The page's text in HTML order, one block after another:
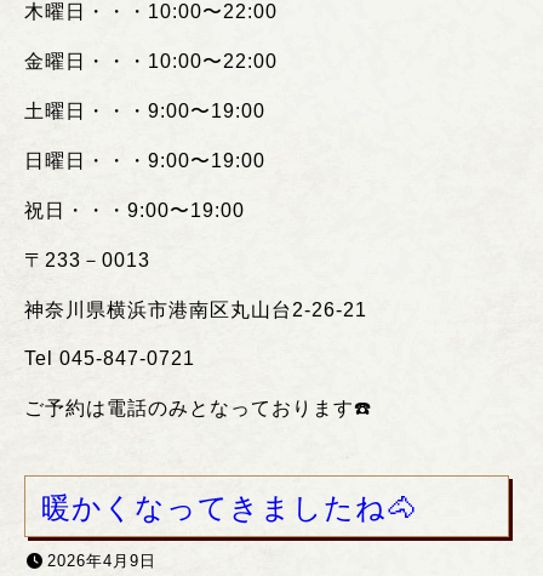
木曜日・・・ 10:00〜22:00
金曜日・・・ 10:00〜22:00
土曜日・・・ 9:00〜19:00
日曜日・・・ 9:00〜19:00
祝日・・・ 9:00〜19:00
〒 233 － 0013
神奈川県横浜市港南区丸山台 2-26-21
Tel 045-847-0721
ご予約は電話のみとなっております☎️
暖かくなってきましたね🐴
2026年4月9日